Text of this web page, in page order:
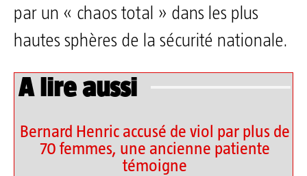
par un « chaos total » dans les plus
hautes sphères de la sécurité nationale.
A lire aussi
Bernard Henric accusé de viol par plus de
70 femmes, une ancienne patiente
témoigne